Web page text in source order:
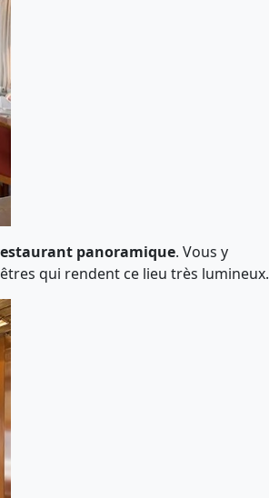
panoramique. Vous y
qui rendent ce lieu très lumineux.